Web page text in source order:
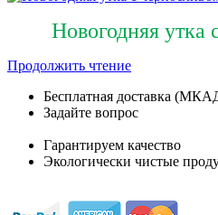
Новогодняя утка
Продолжить чтение
Бесплатная доставка
Задайте вопрос
Гарантируем качество
Экологически чистые